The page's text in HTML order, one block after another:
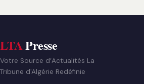
LTAPresse
Votre Source d’Actualités La
Tribune d'Algérie Redéfinie